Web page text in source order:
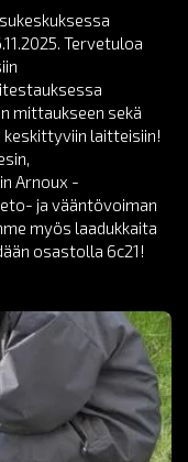
Tervetuloa
mittaukseen sekä
keskittyviin laitteisiin!
Arnoux -
ja vääntövoiman
myös laadukkaita
osastolla 6c21!